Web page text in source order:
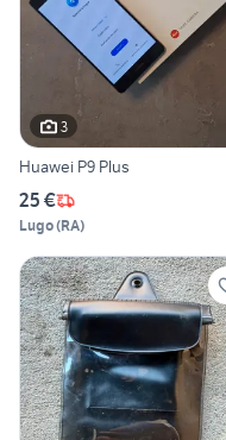
3
Huawei P9 Plus
25 €
Lugo(RA)